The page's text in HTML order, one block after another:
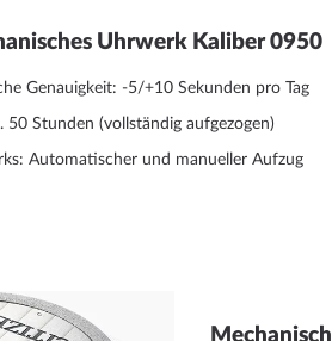
Uhrwerk Kaliber 0950
Genauigkeit: -5/+10 Sekunden pro Tag
50 Stunden (vollständig aufgezogen)
Automatischer und manueller Aufzug